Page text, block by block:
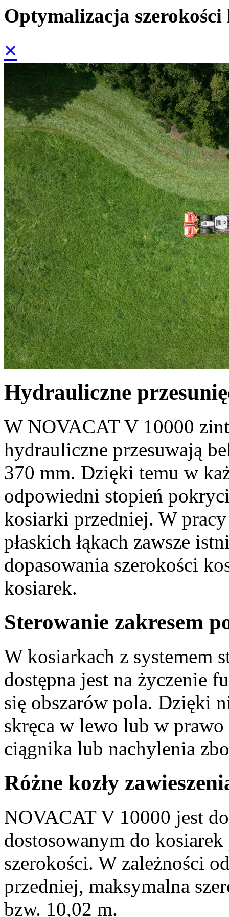
Optymalizacja szerokości
×
Hydrauliczne
W NOVACAT V 10000
hydrauliczne przesuwają
370 mm. Dzięki temu w
odpowiedni stopień
kosiarki przedniej. W
płaskich łąkach zawsze
dopasowania szerokości
kosiarek.
Sterowanie zakresem
W kosiarkach z systemem
dostępna jest na życzenie
się obszarów pola. Dzięki
skręca w lewo lub w
ciągnika lub nachylenia
Różne kozły
NOVACAT V 10000 jest
dostosowanym do
szerokości. W zależności
przedniej, maksymalna
bzw. 10,02 m.